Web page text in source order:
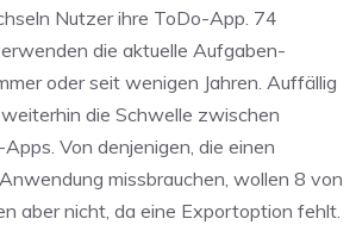
Nutzer ihre ToDo-App. 74
die aktuelle Aufgaben-
oder seit wenigen Jahren. Auffällig
die Schwelle zwischen
Von denjenigen, die einen
missbrauchen, wollen 8 von
aber nicht, da eine Exportoption fehlt.